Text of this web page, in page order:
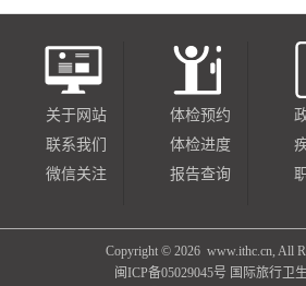
关于网站
联系我们
微信关注
体检预约
体检进度
报告查询
Copyright © 2026 www.ithc.cn, All
闽ICP备05029045号 国际旅行卫